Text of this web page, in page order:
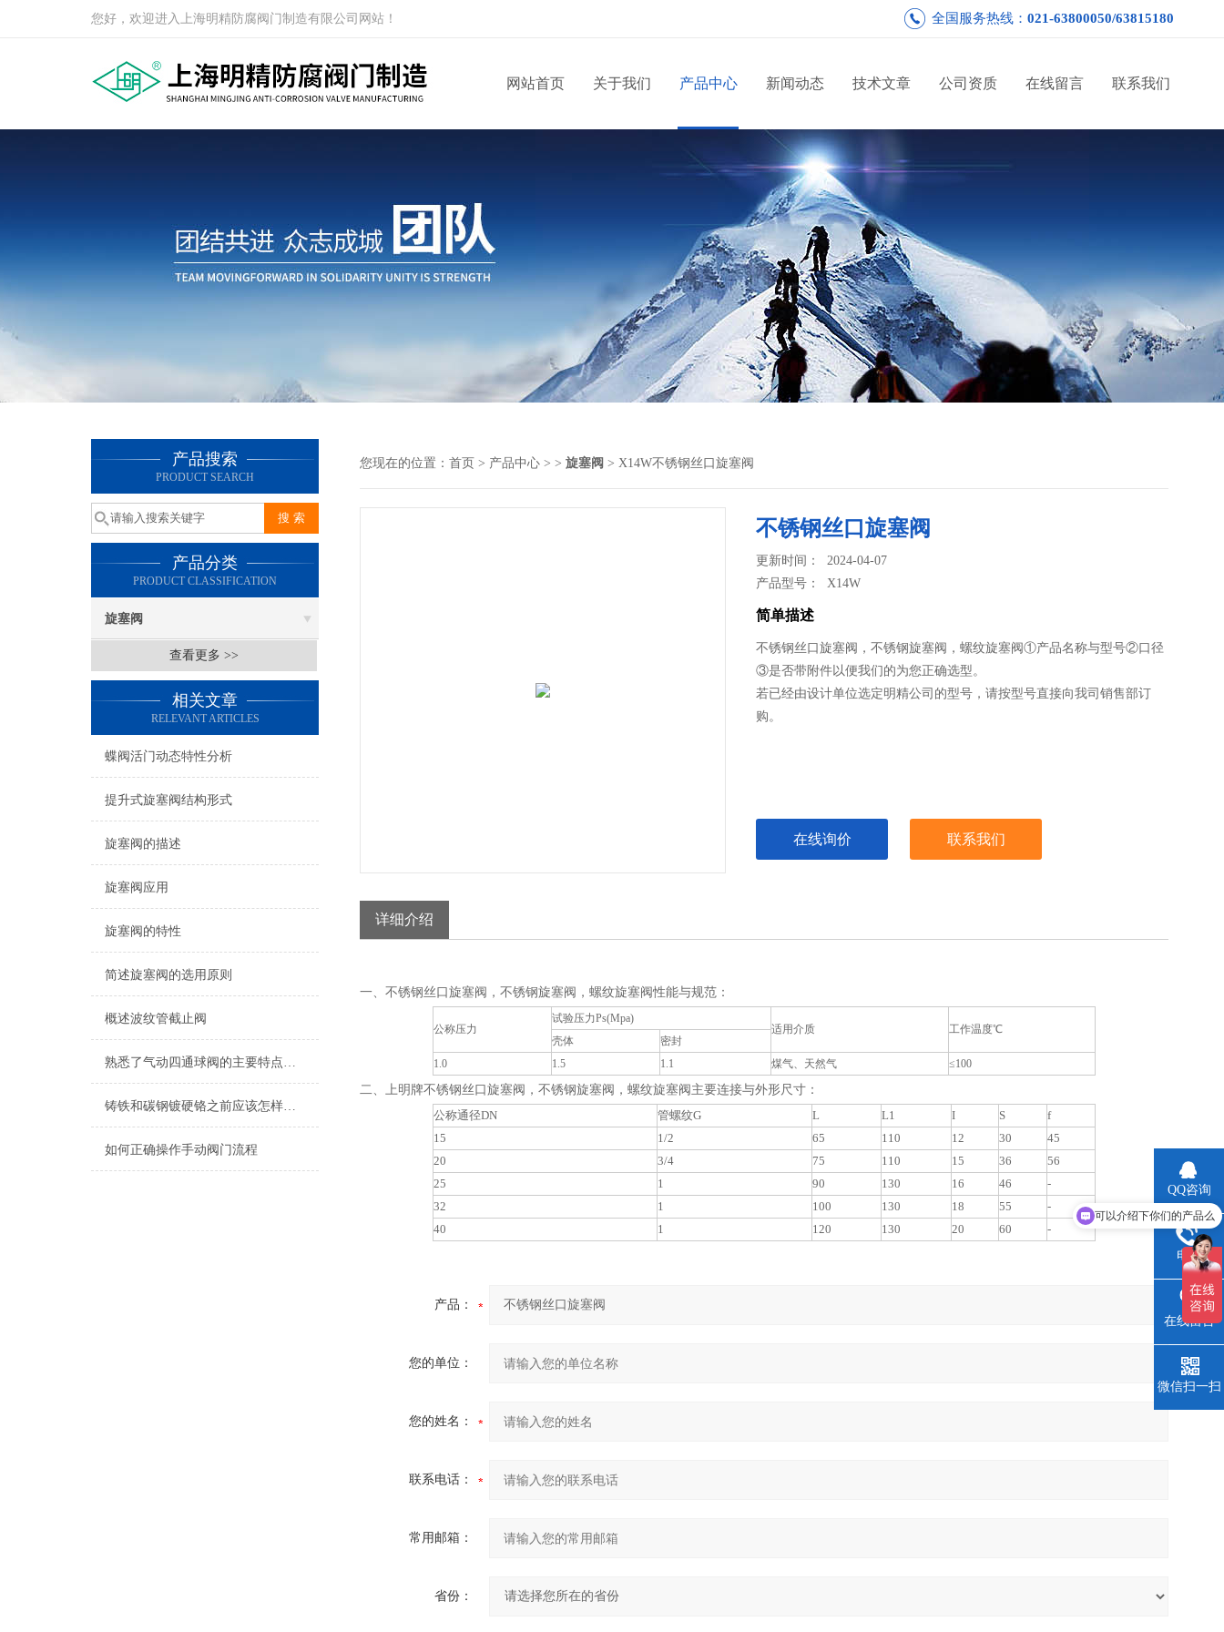
您好，欢迎进入上海明精防腐阀门制造有限公司网站！ 全国服务热线： 021-63800050/63815180
网站首页 关于我们 产品中心 新闻动态 技术文章 公司资质 在线留言 联系我们
产品搜索
PRODUCT SEARCH
产品分类
PRODUCT CLASSIFICATION
旋塞阀
查看更多 >>
相关文章
RELEVANT ARTICLES
蝶阀活门动态特性分析
提升式旋塞阀结构形式
旋塞阀的描述
旋塞阀应用
旋塞阀的特性
简述旋塞阀的选用原则
概述波纹管截止阀
熟悉了气动四通球阀的主要特点，才能更好地使用它！
铸铁和碳钢镀硬铬之前应该怎样浸蚀？
如何正确操作手动阀门流程
您现在的位置： 首页 > 产品中心 > > 旋塞阀 > X14W不锈钢丝口旋塞阀
不锈钢丝口旋塞阀
更新时间： 2024-04-07
产品型号：X14W
简单描述
不锈钢丝口旋塞阀，不锈钢旋塞阀，螺纹旋塞阀①产品名称与型号②口径
③是否带附件以便我们的为您正确选型。
若已经由设计单位选定明精公司的型号，请按型号直接向我司销售部订
购。
在线询价 联系我们
详细介绍
一、不锈钢丝口旋塞阀，不锈钢旋塞阀，螺纹旋塞阀性能与规范：
公称压力
试验压力Ps(Mpa)
适用介质
工作温度℃
壳体
密封
1.0
1.5 1.1 煤气、天然气 ≤100
二、上明牌不锈钢丝口旋塞阀，不锈钢旋塞阀，螺纹旋塞阀主要连接与外形尺寸：
公称通径DN
管螺纹G L L1 I S
f
15
1/2 65 110 12 30
45
20
3/4 75 110 15 36
56
25
1 90 130 16 46
-
32
1 100 130 18 55
-
40
1 120 130 20 60 -
产品：
您的单位：
您的姓名：
联系电话：
常用邮箱：
省份：
QQ咨询
电话
在线留言
微信扫一扫
可以介绍下你们的产品么
你们是怎么收费的呢